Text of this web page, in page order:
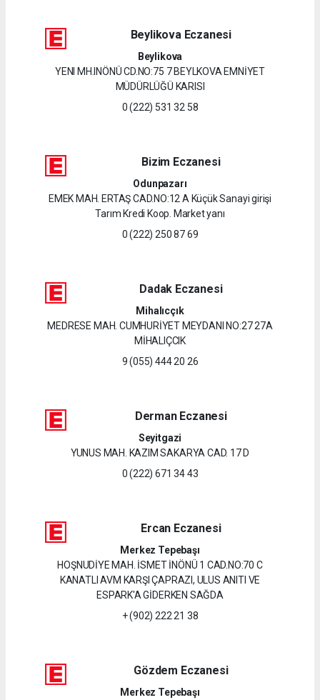
Beylikova Eczanesi
Beylikova
YENI MH.INÖNÜ CD.NO:75 7 BEYLKOVA EMNİYET
MÜDÜRLÜĞÜ KARISI
0 (222) 531 32 58
Bizim Eczanesi
Odunpazarı
EMEK MAH. ERTAŞ CAD.NO:12 A Küçük Sanayi girişi
Tarım Kredi Koop. Market yanı
0 (222) 250 87 69
Dadak Eczanesi
Mihalıcçık
MEDRESE MAH. CUMHURİYET MEYDANI NO:27 27A
MİHALIÇCIK
9 (055) 444 20 26
Derman Eczanesi
Seyitgazi
YUNUS MAH. KAZIM SAKARYA CAD. 17 D
0 (222) 671 34 43
Ercan Eczanesi
Merkez Tepebaşı
HOŞNUDİYE MAH. İSMET İNÖNÜ 1 CAD.NO:70 C
KANATLI AVM KARŞI ÇAPRAZI, ULUS ANITI VE
ESPARK'A GİDERKEN SAĞDA
+ (902) 222 21 38
Gözdem Eczanesi
Merkez Tepebaşı